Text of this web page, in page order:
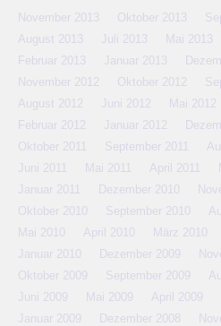
November 2013
Oktober 2013
August 2013
Juli 2013 Mai 2013
Februar 2013
Januar 2013
November 2012
Oktober 2012
August 2012
Juni 2012 Mai 2012
Februar 2012
Januar 2012
Oktober 2011
September 2011
Juni 2011
Mai 2011 April 2011
Januar 2011
Dezember 2010
Oktober 2010
September 2010
Mai 2010
April 2010 März 2010
Januar 2010
Dezember 2009
Oktober 2009
September 2009
Juni 2009
Mai 2009 April 2009
Januar 2009
Dezember 2008